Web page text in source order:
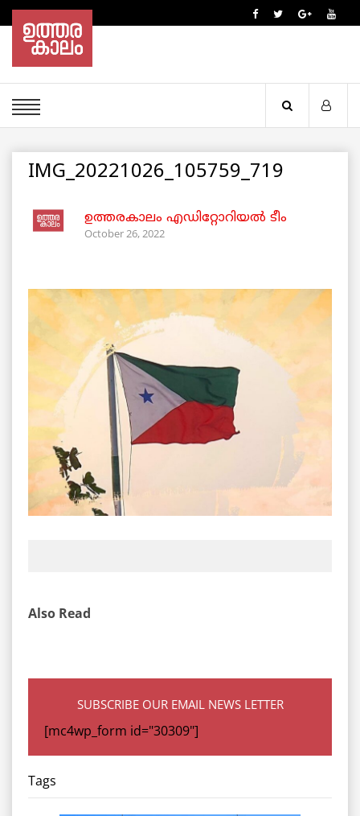
IMG_20221026_105759_719
ഉത്തരകാലം എഡിറ്റോറിയല്‍ ടീം
October 26, 2022
Also Read
SUBSCRIBE OUR EMAIL NEWS LETTER
[mc4wp_form id="30309"]
Tags